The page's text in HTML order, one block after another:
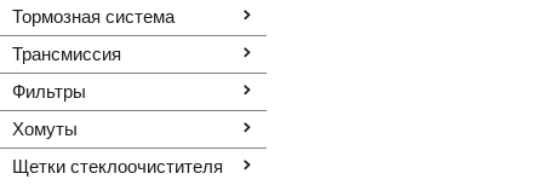
Тормозная система
Трансмиссия
Фильтры
Хомуты
Щетки стеклоочистителя